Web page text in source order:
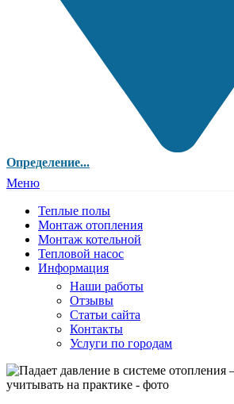
Определение...
Меню
Теплые полы
Монтаж отопления
Монтаж котельной
Тепловой насос
Информация
Наши работы
Отзывы
Статьи сайта
Контакты
Услуги по городам